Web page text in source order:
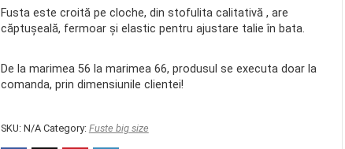
până
Fusta este croită pe cloche, din stofulita calitativă , are
căptușeală, fermoar și elastic pentru ajustare talie în bata.
De la marimea 56 la marimea 66, produsul se executa doar la
comanda, prin dimensiunile clientei!
SKU: N/A Category: Fuste big size